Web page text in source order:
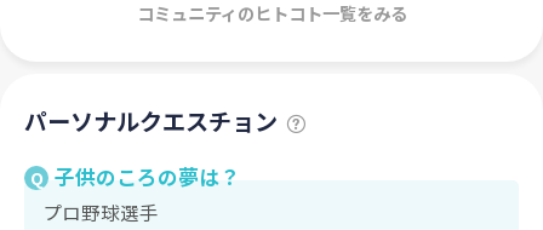
コミュニティのヒトコト一覧をみる
パーソナルクエスチョン
Q 子供のころの夢は？
プロ野球選手